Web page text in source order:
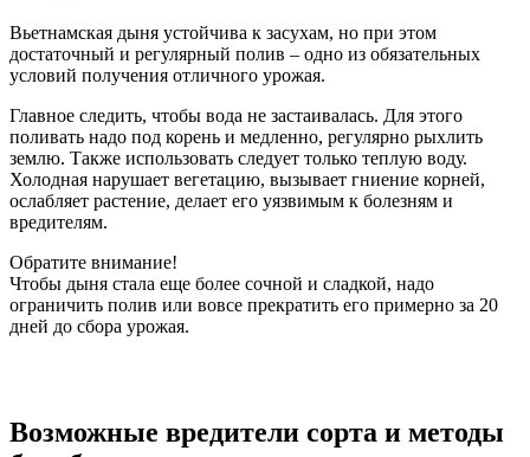
Вьетнамская дыня устойчива к засухам, но при этом
достаточный и регулярный полив – одно из обязательных
условий получения отличного урожая.
Главное следить, чтобы вода не застаивалась. Для этого
поливать надо под корень и медленно, регулярно рыхлить
землю. Также использовать следует только теплую воду.
Холодная нарушает вегетацию, вызывает гниение корней,
ослабляет растение, делает его уязвимым к болезням и
вредителям.
Обратите внимание!
Чтобы дыня стала еще более сочной и сладкой, надо
ограничить полив или вовсе прекратить его примерно за 20
дней до сбора урожая.
Возможные вредители сорта и методы